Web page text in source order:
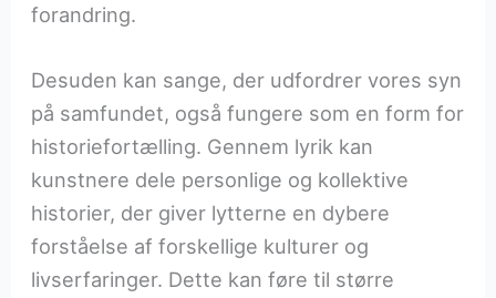
forandring.
Desuden kan sange, der udfordrer vores syn
på samfundet, også fungere som en form for
historiefortælling. Gennem lyrik kan
kunstnere dele personlige og kollektive
historier, der giver lytterne en dybere
forståelse af forskellige kulturer og
livserfaringer. Dette kan føre til større